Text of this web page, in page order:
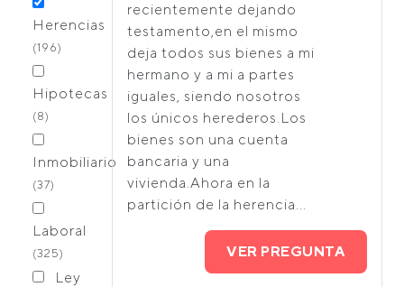
Herencias
(196)
Hipotecas
(8)
Inmobiliario
(37)
Laboral
(325)
Ley
recientemente dejando
testamento,en el mismo
deja todos sus bienes a mi
hermano y a mi a partes
iguales, siendo nosotros
los únicos herederos.Los
bienes son una cuenta
bancaria y una
vivienda.Ahora en la
partición de la herencia...
VER PREGUNTA